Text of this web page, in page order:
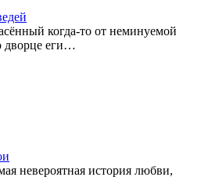
когда-то от неминуемой
дворце еги…
невероятная история любви,